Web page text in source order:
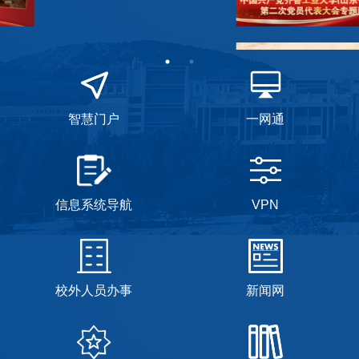
智慧门户 一网通
信息系统导航 VPN
校外人员办事 新闻网